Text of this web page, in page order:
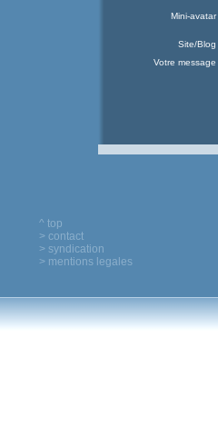
Mini-avatar
Site/Blog
Votre message
^ top
> contact
> syndication
> mentions legales